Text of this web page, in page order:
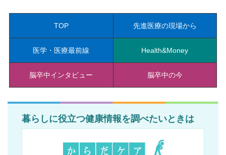
TOP 先進医療の現場から
医学・医療最前線 Health&Money
脳卒中インタビュー 脳卒中の今
暮らしに役立つ健康情報を調べたいときは